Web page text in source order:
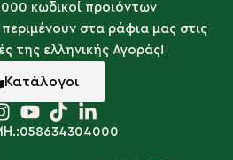
κωδικοί προιόντων
στα ράφια μας στις
της ελληνικής Αγοράς!
Κατάλογοι